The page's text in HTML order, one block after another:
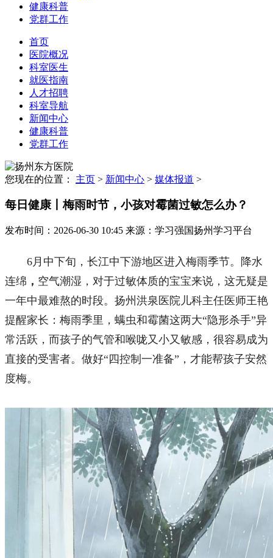
健康科普
党群工作
首页
医院概况
科室医生
就医指南
人才招聘
科室导航
新闻中心
健康科普
党群工作
您现在的位置： 主页 > 新闻中心 > 媒体报道 >
每日健康丨梅雨时节，小孩对霉菌过敏怎么办？
发布时间：2026-06-30 10:45 来源：学习强国扬州学习平台
6月中下旬，长江中下游地区进入梅雨季节。降水
连绵 ， 空气潮湿，对于过敏体质的宝宝来说，这无疑是
一年中最难熬的时段。扬州洪泉医院儿科主任医师王艳
提醒家长：梅雨季里，螨虫和霉菌这两大“隐形杀手”异
常活跃，而孩子的气管和喉咙又小又敏感，很容易成为
直接的受害者。做好“四控制一准备”，才能帮孩子安然
度梅。